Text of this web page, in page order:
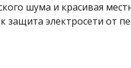
шума и красивая
электросети от